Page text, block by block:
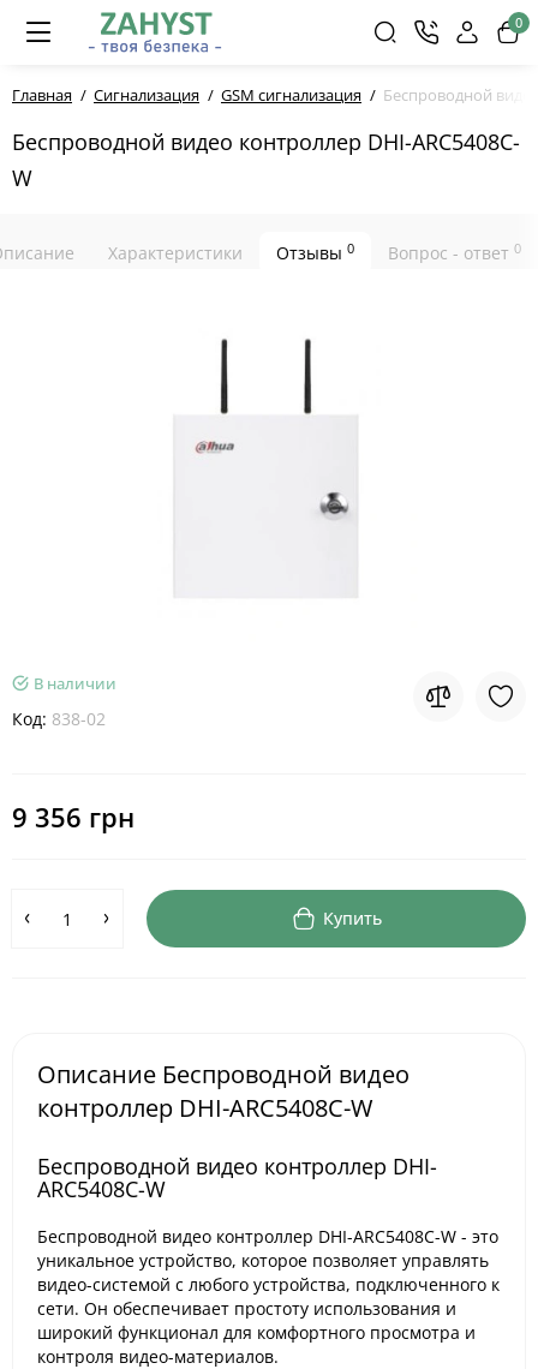
0
Главная Сигнализация GSM сигнализация Беспроводной
Беспроводной видео контроллер DHI-ARC5408С-
W
Характеристики Отзывы 0 Вопрос - ответ 0
В наличии
Код: 838-02
9 356 грн
Купить
Описание Беспроводной видео
контроллер DHI-ARC5408С-W
Беспроводной видео контроллер DHI-
ARC5408С-W
Беспроводной видео контроллер DHI-ARC5408С-W - это
уникальное устройство, которое позволяет управлять
видео-системой с любого устройства, подключенного к
сети. Он обеспечивает простоту использования и
широкий функционал для комфортного просмотра и
контроля видео-материалов.